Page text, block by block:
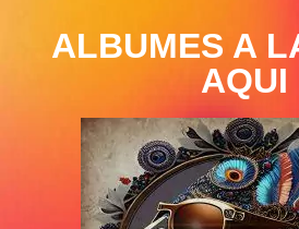
ALBUMES A
AQUI